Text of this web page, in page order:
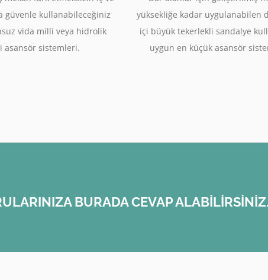
güvenle kullanabileceğiniz
vida milli veya hidrolik
asansör sistemleri.
yüksekliğe kadar uygulanabilen
içi büyük tekerlekli sandalye
uygun en küçük asansör
BURADA CEVAP